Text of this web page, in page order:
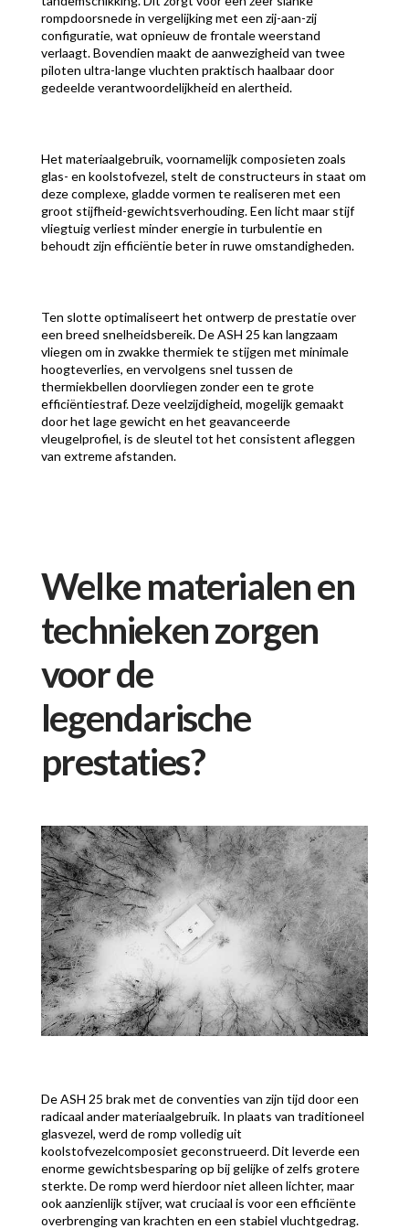
rompdoorsnede in vergelijking met een zij-aan-zij
configuratie, wat opnieuw de frontale weerstand
verlaagt. Bovendien maakt de aanwezigheid van twee
piloten ultra-lange vluchten praktisch haalbaar door
gedeelde verantwoordelijkheid en alertheid.
Het materiaalgebruik, voornamelijk composieten zoals
glas- en koolstofvezel, stelt de constructeurs in staat om
deze complexe, gladde vormen te realiseren met een
groot stijfheid-gewichtsverhouding. Een licht maar stijf
vliegtuig verliest minder energie in turbulentie en
behoudt zijn efficiëntie beter in ruwe omstandigheden.
Ten slotte optimaliseert het ontwerp de prestatie over
een breed snelheidsbereik. De ASH 25 kan langzaam
vliegen om in zwakke thermiek te stijgen met minimale
hoogteverlies, en vervolgens snel tussen de
thermiekbellen doorvliegen zonder een te grote
efficiëntiestraf. Deze veelzijdigheid, mogelijk gemaakt
door het lage gewicht en het geavanceerde
vleugelprofiel, is de sleutel tot het consistent afleggen
van extreme afstanden.
Welke materialen en
technieken zorgen
voor de
legendarische
prestaties?
De ASH 25 brak met de conventies van zijn tijd door een
radicaal ander materiaalgebruik. In plaats van traditioneel
glasvezel, werd de romp volledig uit
koolstofvezelcomposiet geconstrueerd. Dit leverde een
enorme gewichtsbesparing op bij gelijke of zelfs grotere
sterkte. De romp werd hierdoor niet alleen lichter, maar
ook aanzienlijk stijver, wat cruciaal is voor een efficiënte
overbrenging van krachten en een stabiel vluchtgedrag.